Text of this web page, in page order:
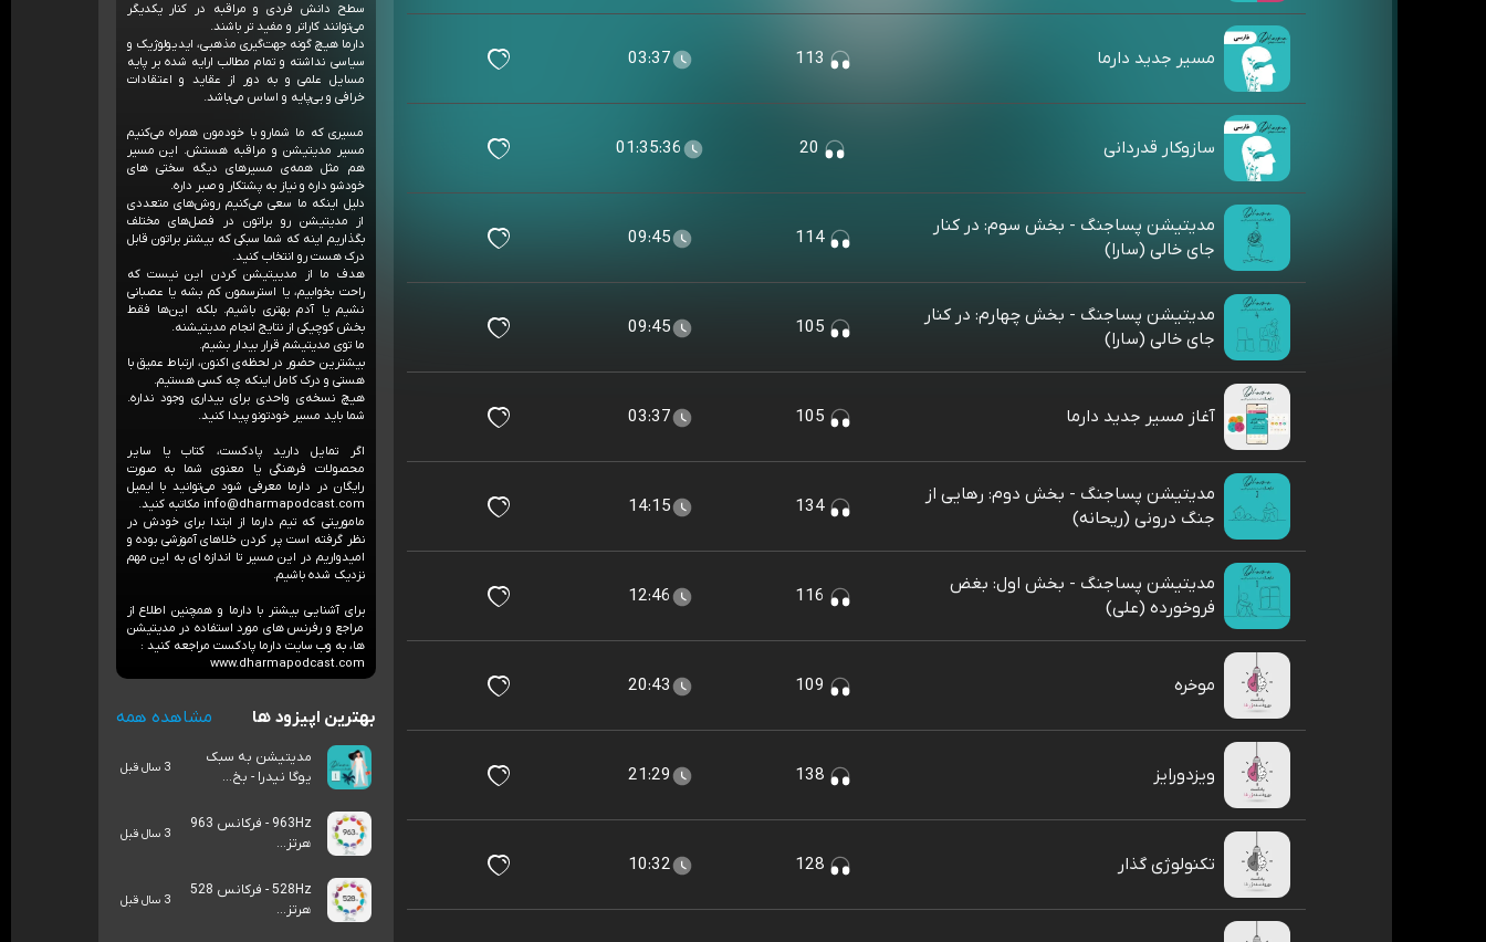
مسیر جدید دارما 03:37
سازوکار قدردانی 01:35:36
مدیتیشن پساجنگ - بخش سوم: در کنار
جای خالی (سارا)
114
09:45
مدیتیشن پساجنگ - بخش چهارم: در کنار
جای خالی (سارا)
09:45
آغاز مسیر جدید دارما 03:37
مدیتیشن پساجنگ - بخش دوم: رهایی از
جنگ درونی (ریحانه)
134
14:15
مدیتیشن پساجنگ - بخش اول: بغض
فروخورده (علی)
12:46
موخره 20:43
ویزدورایز 21:29
تکنولوژی گذار 10:32
سطح دانش فردی و مراقبه در کنار یکدیگر
می‌توانند کاراتر و مفید تر باشند.
دارما هیچ گونه جهت‌گیری مذهبی، ایدیولوژیک و
سیاسی نداشته و تمام مطالب ارایه شده بر پایه
مسایل علمی و به دور از عقاید و اعتقادات
خرافی و بی‌پایه و اساس می‌باشد.
مسیری که ما شمارو با خودمون همراه می‌کنیم
مسیر مدیتیشن و مراقبه هستش. این مسیر
هم مثل‌ همه‌ی مسیرهای دیگه سختی های
خودشو داره و نیاز به پشتکار و صبر داره.
دلیل اینکه ما سعی می‌کنیم روش‌های متعددی
از مدیتیشن رو براتون در فصل‌های مختلف
بگذاریم اینه که شما سبکی که بیشتر براتون قابل
درک هست رو انتخاب کنید.
هدف ما از مدییتیشن کردن این نیست که
راحت بخوابیم، یا استرسمون کم بشه یا عصبانی
نشیم یا آدم بهتری باشیم. بلکه این‌ها فقط
بخش کوچیکی از نتایج انجام مدیتیشنه.
ما توی مدیتیشم قرار بیدار بشیم.
بیشترین حضور در لحظه‌ی اکنون، ارتباط عمیق با
هستی و درک کامل اینکه چه کسی هستیم.
هیچ نسخه‌ی واحدی برای بیداری وجود نداره.
شما باید مسیر خودتونو پیدا کنید.
اگر تمایل دارید پادکست، کتاب یا سایر
محصولات فرهنگی یا معنوی شما به صورت
رایگان در دارما معرفی شود می‌توانید با ایمیل
info@dharmapodcast.com مکاتبه کنید.
ماموریتی که تیم دارما از ابتدا برای خودش در
نظر گرفته است پر کردن خلاهای آموزشی بوده و
امیدواریم در این مسیر تا اندازه ای به این مهم
نزدیک شده باشیم.
برای آشنایی بیشتر با دارما و همچنین اطلاع از
مراجع و رفرنس های مورد استفاده‌ در مدیتیشن
ها، به وب سایت دارما پادکست مراجعه کنید :
www.dharmapodcast.com
بهترین اپیزود ها مشاهده همه
مدیتیشن به سبک
یوگا نیدرا - بخ...
3 سال قبل
963Hz - فرکانس 963
هرتز...
3 سال قبل
528Hz - فرکانس 528
هرتز...
3 سال قبل